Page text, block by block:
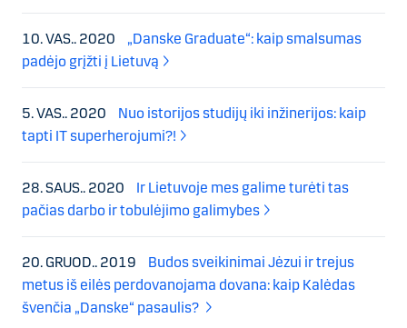
10. VAS.. 2020
„Danske Graduate“: kaip smalsumas
padėjo grįžti į Lietuvą
5. VAS.. 2020
Nuo istorijos studijų iki inžinerijos: kaip
tapti IT superherojumi?!
28. SAUS.. 2020
Ir Lietuvoje mes galime turėti tas
pačias darbo ir tobulėjimo galimybes
20. GRUOD.. 2019
Budos sveikinimai Jėzui ir trejus
metus iš eilės perdovanojama dovana: kaip Kalėdas
švenčia „Danske“ pasaulis?